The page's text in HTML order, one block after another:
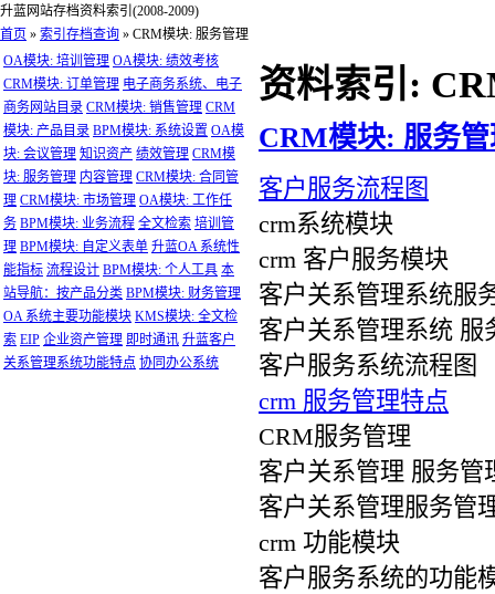
升蓝网站存档资料索引(2008-2009)
首页 » 索引存档查询 » CRM模块: 服务管理
OA模块: 培训管理 OA模块: 绩效考核
CRM模块: 订单管理 电子商务系统、电子
商务网站目录 CRM模块: 销售管理 CRM
模块: 产品目录 BPM模块: 系统设置 OA模
块: 会议管理 知识资产 绩效管理 CRM模
块: 服务管理 内容管理 CRM模块: 合同管
理 CRM模块: 市场管理 OA模块: 工作任
务 BPM模块: 业务流程 全文检索 培训管
理 BPM模块: 自定义表单 升蓝OA 系统性
能指标 流程设计 BPM模块: 个人工具 本
站导航：按产品分类 BPM模块: 财务管理
OA 系统主要功能模块 KMS模块: 全文检
索 EIP 企业资产管理 即时通讯 升蓝客户
关系管理系统功能特点 协同办公系统
资料索引:
CRM模块: 服务管
客户服务流程图
crm系统模块
crm 客户服务模块
客户关系管理系统服
客户关系管理系统 服
客户服务系统流程图
crm 服务管理特点
CRM服务管理
客户关系管理 服务管
客户关系管理服务管
crm 功能模块
客户服务系统的功能